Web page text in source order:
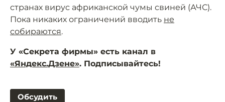
странах вирус африканской чумы свиней (АЧС).
Пока никаких ограничений вводить не
собираются.
У «Секрета фирмы» есть канал в
«Яндекс.Дзене». Подписывайтесь!
Обсудить